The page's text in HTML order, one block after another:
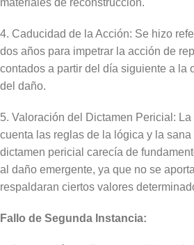
materiales de reconstrucción.
4. Caducidad de la Acción: Se hizo
dos años para impetrar la acción de
contados a partir del día siguiente a la
del daño.
5. Valoración del Dictamen Pericial:
cuenta las reglas de la lógica y la sana
dictamen pericial carecía de
al daño emergente, ya que no se
respaldaran ciertos valores
Fallo de Segunda Instancia: